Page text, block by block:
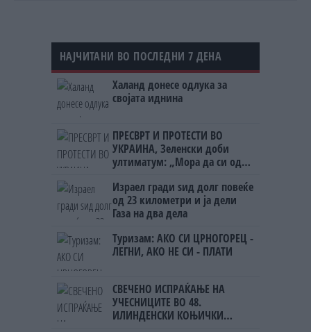
НАЈЧИТАНИ ВО ПОСЛЕДНИ 7 ДЕНА
Халанд донесе одлука за
својата иднина
ПРЕСВРТ И ПРОТЕСТИ ВО
УКРАИНА, Зеленски доби
ултиматум: „Мора да си оди,
Израел гради ѕид долг повеќе
од 23 километри и ја дели
Газа на два дела
Туризам: АКО СИ ЦРНОГОРЕЦ -
ЛЕГНИ, АКО НЕ СИ - ПЛАТИ
СВЕЧЕНО ИСПРАЌАЊЕ НА
УЧЕСНИЦИТЕ ВО 48.
ИЛИНДЕНСКИ КОЊИЧКИ